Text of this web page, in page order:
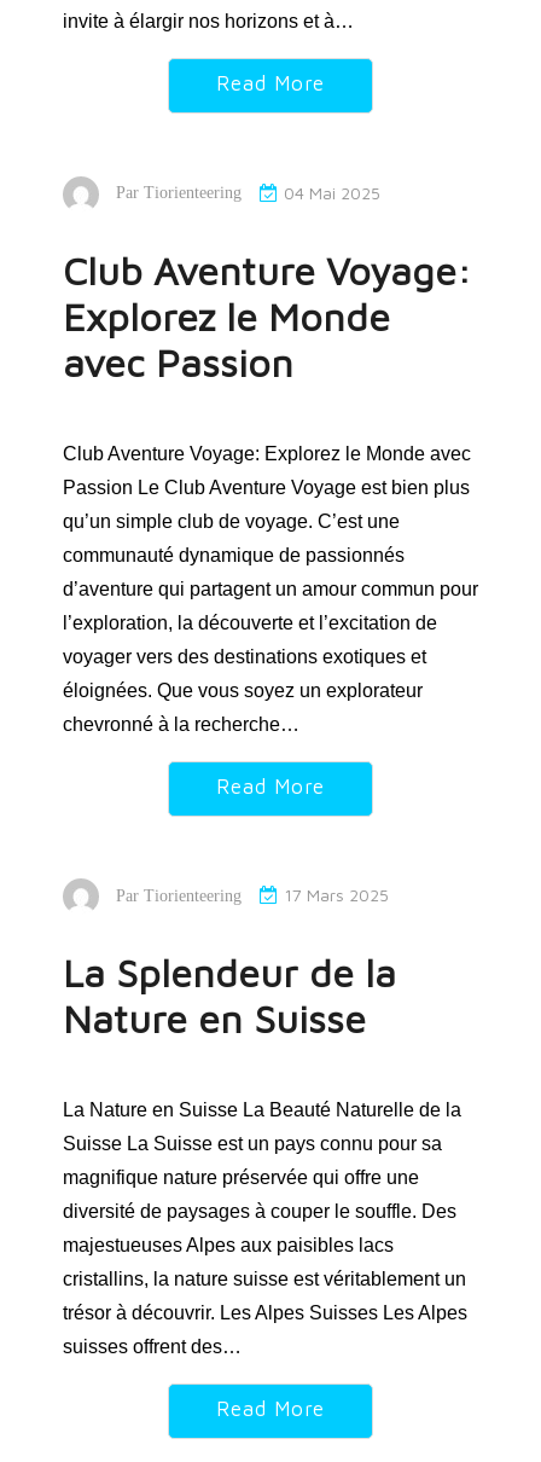
invite à élargir nos horizons et à…
Read More
Par Tiorienteering 04 Mai 2025
Club Aventure Voyage:
Explorez le Monde
avec Passion
Club Aventure Voyage: Explorez le Monde avec
Passion Le Club Aventure Voyage est bien plus
qu’un simple club de voyage. C’est une
communauté dynamique de passionnés
d’aventure qui partagent un amour commun pour
l’exploration, la découverte et l’excitation de
voyager vers des destinations exotiques et
éloignées. Que vous soyez un explorateur
chevronné à la recherche…
Read More
Par Tiorienteering 17 Mars 2025
La Splendeur de la
Nature en Suisse
La Nature en Suisse La Beauté Naturelle de la
Suisse La Suisse est un pays connu pour sa
magnifique nature préservée qui offre une
diversité de paysages à couper le souffle. Des
majestueuses Alpes aux paisibles lacs
cristallins, la nature suisse est véritablement un
trésor à découvrir. Les Alpes Suisses Les Alpes
suisses offrent des…
Read More